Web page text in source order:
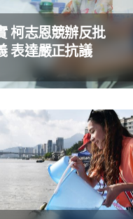
柯志恩競辦反批
表達嚴正抗議